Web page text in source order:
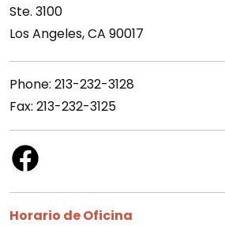
Ste. 3100
Los Angeles, CA 90017
Phone: 213-232-3128
Fax: 213-232-3125
Horario de Oficina